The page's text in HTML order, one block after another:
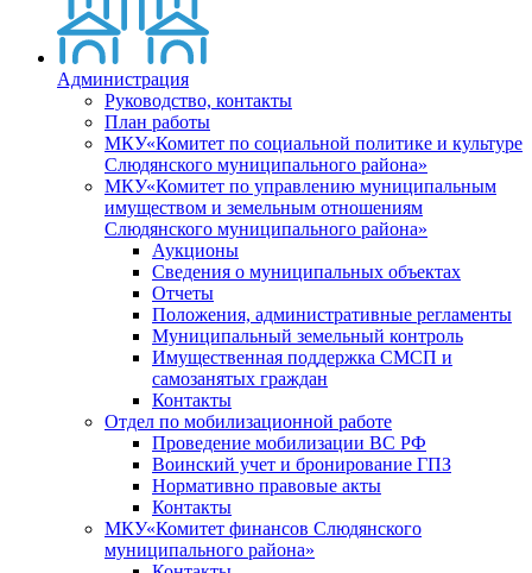
Администрация
Руководство, контакты
План работы
МКУ«Комитет по социальной политике и культуре
Слюдянского муниципального района»
МКУ«Комитет по управлению муниципальным
имуществом и земельным отношениям
Слюдянского муниципального района»
Аукционы
Сведения о муниципальных объектах
Отчеты
Положения, административные регламенты
Муниципальный земельный контроль
Имущественная поддержка СМСП и
самозанятых граждан
Контакты
Отдел по мобилизационной работе
Проведение мобилизации ВС РФ
Воинский учет и бронирование ГПЗ
Нормативно правовые акты
Контакты
МКУ«Комитет финансов Слюдянского
муниципального района»